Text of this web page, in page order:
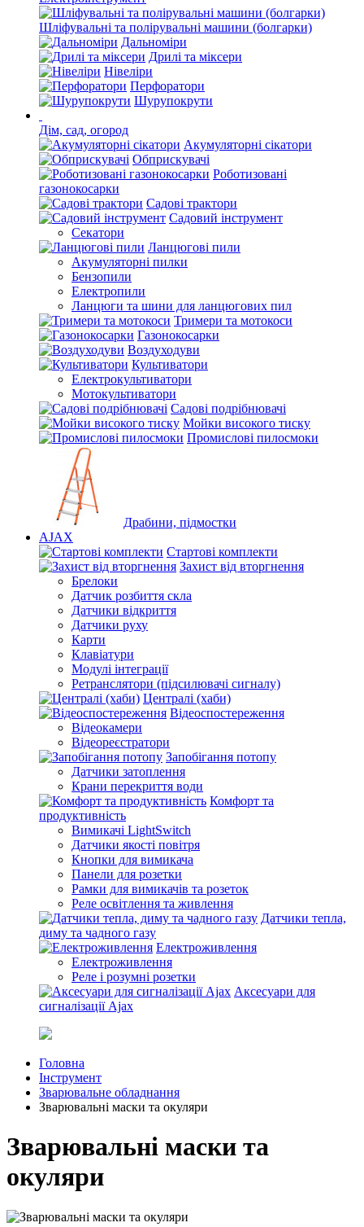
Шліфувальні та полірувальні машини (болгарки)
Дальноміри
Дрилі та міксери
Нівеліри
Перфоратори
Шурупокрути
Дім, сад, огород
Акумуляторні сікатори
Обприскувачі
Роботизовані
газонокосарки
Садові трактори
Садовий інструмент
Секатори
Ланцюгові пили
Акумуляторні пилки
Бензопили
Електропили
Ланцюги та шини для ланцюгових пил
Тримери та мотокоси
Газонокосарки
Воздуходуви
Культиватори
Електрокультиватори
Мотокультиватори
Садові подрібнювачі
Мойки високого тиску
Промислові пилосмоки
Драбини, підмостки
AJAX
Стартові комплекти
Захист від вторгнення
Брелоки
Датчик розбиття скла
Датчики відкриття
Датчики руху
Карти
Клавіатури
Модулі інтеграції
Ретранслятори (підсилювачі сигналу)
Централі (хаби)
Відеоспостереження
Відеокамери
Відеореєстратори
Запобігання потопу
Датчики затоплення
Крани перекриття води
Комфорт та
продуктивність
Вимикачі LightSwitch
Датчики якості повітря
Кнопки для вимикача
Панели для розетки
Рамки для вимикачів та розеток
Реле освітлення та живлення
Датчики тепла,
диму та чадного газу
Електроживлення
Електроживлення
Реле і розумні розетки
Аксесуари для
сигналізації Ajax
Головна
Інструмент
Зварювальне обладнання
Зварювальні маски та окуляри
Зварювальні маски та
окуляри